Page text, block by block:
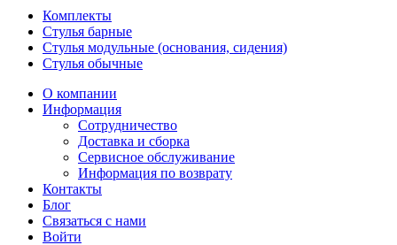
Комплекты
Стулья барные
Стулья модульные (основания, сидения)
Стулья обычные
О компании
Информация
Сотрудничество
Доставка и сборка
Сервисное обслуживание
Информация по возврату
Контакты
Блог
Связаться с нами
Войти